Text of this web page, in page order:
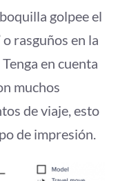
golpee el
rasguños en la
en cuenta
muchos
de viaje, esto
de impresión.